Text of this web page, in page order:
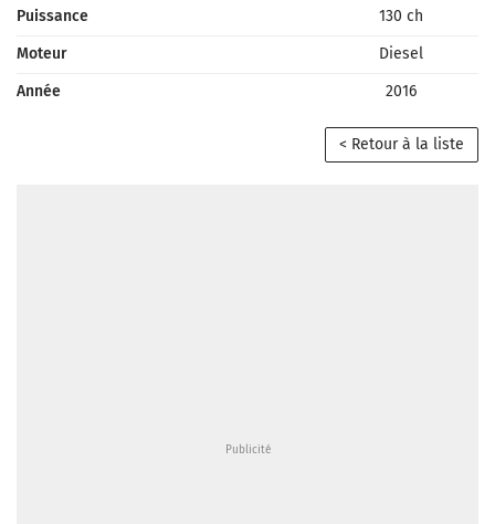
Puissance
130 ch
Moteur
Diesel
Année
2016
< Retour à la liste